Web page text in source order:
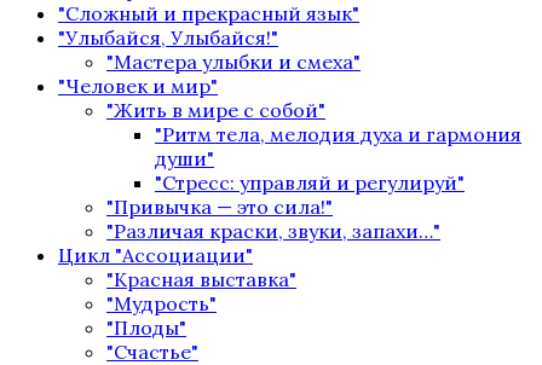
"Сложный и прекрасный язык"
"Улыбайся, Улыбайся!"
"Мастера улыбки и смеха"
"Человек и мир"
"Жить в мире с собой"
"Ритм тела, мелодия духа и гармония
души"
"Стресс: управляй и регулируй"
"Привычка — это сила!"
"Различая краски, звуки, запахи…"
Цикл "Ассоциации"
"Красная выставка"
"Мудрость"
"Плоды"
"Счастье"